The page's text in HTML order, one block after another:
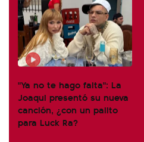
"Ya no te hago falta": La
Joaqui presentó su nueva
canción, ¿con un palito
para Luck Ra?